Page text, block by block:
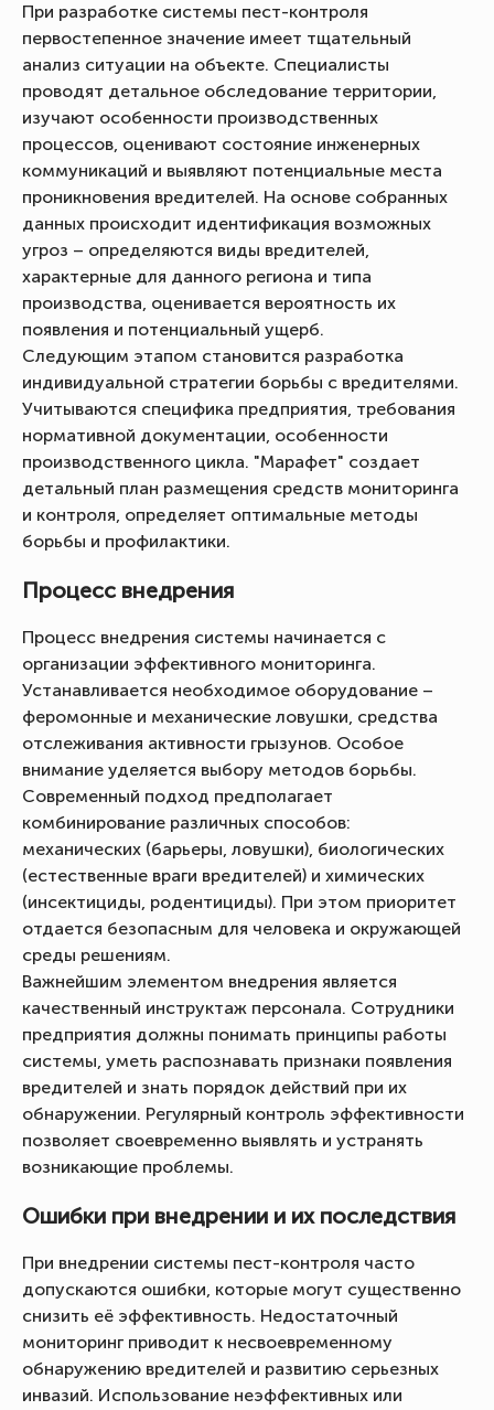
При разработке системы пест-контроля
первостепенное значение имеет тщательный
анализ ситуации на объекте. Специалисты
проводят детальное обследование территории,
изучают особенности производственных
процессов, оценивают состояние инженерных
коммуникаций и выявляют потенциальные места
проникновения вредителей. На основе собранных
данных происходит идентификация возможных
угроз – определяются виды вредителей,
характерные для данного региона и типа
производства, оценивается вероятность их
появления и потенциальный ущерб.
Следующим этапом становится разработка
индивидуальной стратегии борьбы с вредителями.
Учитываются специфика предприятия, требования
нормативной документации, особенности
производственного цикла. "Марафет" создает
детальный план размещения средств мониторинга
и контроля, определяет оптимальные методы
борьбы и профилактики.
Процесс внедрения
Процесс внедрения системы начинается с
организации эффективного мониторинга.
Устанавливается необходимое оборудование –
феромонные и механические ловушки, средства
отслеживания активности грызунов. Особое
внимание уделяется выбору методов борьбы.
Современный подход предполагает
комбинирование различных способов:
механических (барьеры, ловушки), биологических
(естественные враги вредителей) и химических
(инсектициды, родентициды). При этом приоритет
отдается безопасным для человека и окружающей
среды решениям.
Важнейшим элементом внедрения является
качественный инструктаж персонала. Сотрудники
предприятия должны понимать принципы работы
системы, уметь распознавать признаки появления
вредителей и знать порядок действий при их
обнаружении. Регулярный контроль эффективности
позволяет своевременно выявлять и устранять
возникающие проблемы.
Ошибки при внедрении и их последствия
При внедрении системы пест-контроля часто
допускаются ошибки, которые могут существенно
снизить её эффективность. Недостаточный
мониторинг приводит к несвоевременному
обнаружению вредителей и развитию серьезных
инвазий. Использование неэффективных или